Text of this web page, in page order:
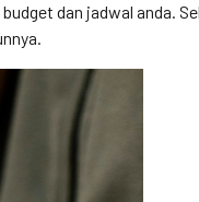
dan jadwal anda.